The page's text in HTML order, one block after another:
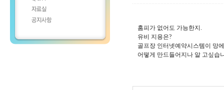
홈피가 없어도 가능한지.
유비 지용은?
골프장 인터넷예약시스템이 망
어떻게 만드들어지나 알 고싶습